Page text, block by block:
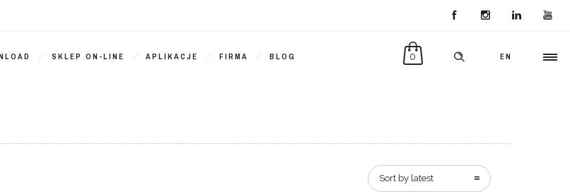
EN
0
SKLEP ON-LINE APLIKACJE FIRMA BLOG
Sort by latest